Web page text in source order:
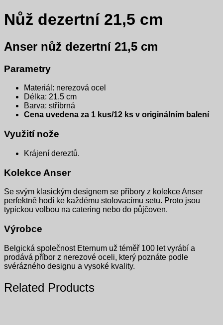
Nůž dezertní 21,5 cm
Anser nůž dezertní 21,5 cm
Parametry
Materiál: nerezová ocel
Délka: 21,5 cm
Barva: stříbrná
Cena uvedena za 1 kus/12 ks v originálním balení
Využití nože
Krájení dereztů.
Kolekce Anser
Se svým klasickým designem se příbory z kolekce Anser
perfektně hodí ke každému stolovacímu setu. Proto jsou
typickou volbou na catering nebo do půjčoven.
Výrobce
Belgická společnost Eternum už téměř 100 let vyrábí a
prodává příbor z nerezové oceli, který poznáte podle
svérázného designu a vysoké kvality.
Related Products